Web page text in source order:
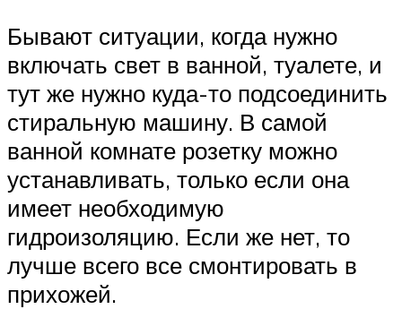
Бывают ситуации, когда нужно
включать свет в ванной, туалете, и
тут же нужно куда-то подсоединить
стиральную машину. В самой
ванной комнате розетку можно
устанавливать, только если она
имеет необходимую
гидроизоляцию. Если же нет, то
лучше всего все смонтировать в
прихожей.